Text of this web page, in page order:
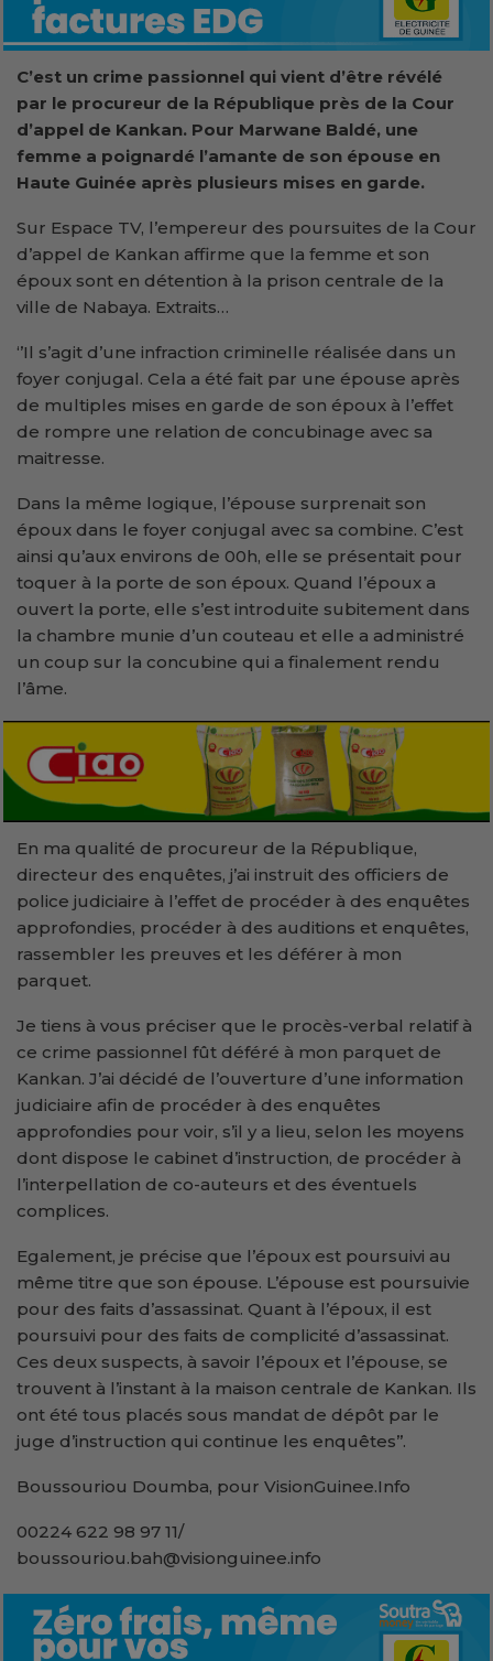
C’est un crime passionnel qui vient d’être révélé
par le procureur de la République près de la Cour
d’appel de Kankan. Pour Marwane Baldé, une
femme a poignardé l’amante de son épouse en
Haute Guinée après plusieurs mises en garde.
Sur Espace TV, l’empereur des poursuites de la Cour
d’appel de Kankan affirme que la femme et son
époux sont en détention à la prison centrale de la
ville de Nabaya. Extraits…
‘’Il s’agit d’une infraction criminelle réalisée dans un
foyer conjugal. Cela a été fait par une épouse après
de multiples mises en garde de son époux à l’effet
de rompre une relation de concubinage avec sa
maitresse.
Dans la même logique, l’épouse surprenait son
époux dans le foyer conjugal avec sa combine. C’est
ainsi qu’aux environs de 00h, elle se présentait pour
toquer à la porte de son époux. Quand l’époux a
ouvert la porte, elle s’est introduite subitement dans
la chambre munie d’un couteau et elle a administré
un coup sur la concubine qui a finalement rendu
l’âme.
En ma qualité de procureur de la République,
directeur des enquêtes, j’ai instruit des officiers de
police judiciaire à l’effet de procéder à des enquêtes
approfondies, procéder à des auditions et enquêtes,
rassembler les preuves et les déférer à mon
parquet.
Je tiens à vous préciser que le procès-verbal relatif à
ce crime passionnel fût déféré à mon parquet de
Kankan. J’ai décidé de l’ouverture d’une information
judiciaire afin de procéder à des enquêtes
approfondies pour voir, s’il y a lieu, selon les moyens
dont dispose le cabinet d’instruction, de procéder à
l’interpellation de co-auteurs et des éventuels
complices.
Egalement, je précise que l’époux est poursuivi au
même titre que son épouse. L’épouse est poursuivie
pour des faits d’assassinat. Quant à l’époux, il est
poursuivi pour des faits de complicité d’assassinat.
Ces deux suspects, à savoir l’époux et l’épouse, se
trouvent à l’instant à la maison centrale de Kankan. Ils
ont été tous placés sous mandat de dépôt par le
juge d’instruction qui continue les enquêtes’’.
Boussouriou Doumba, pour VisionGuinee.Info
00224 622 98 97 11/
boussouriou.bah@visionguinee.info